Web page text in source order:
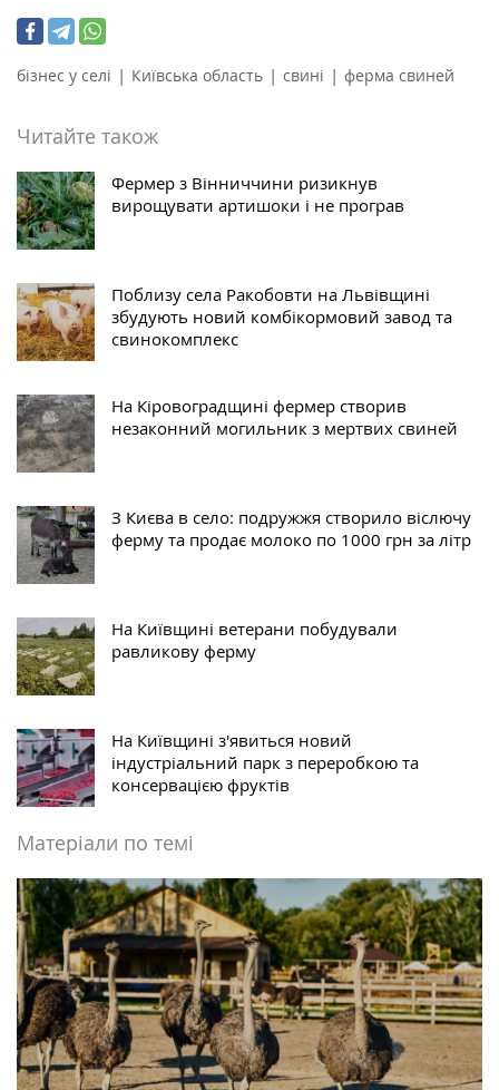
бізнес у селі | Київська область | свині | ферма свиней
Читайте також
Фермер з Вінниччини ризикнув
вирощувати артишоки і не програв
Поблизу села Ракобовти на Львівщині
збудують новий комбікормовий завод та
свинокомплекс
На Кіровоградщині фермер створив
незаконний могильник з мертвих свиней
З Києва в село: подружжя створило віслючу
ферму та продає молоко по 1000 грн за літр
На Київщині ветерани побудували
равликову ферму
На Київщині з'явиться новий
індустріальний парк з переробкою та
консервацією фруктів
Матеріали по темі